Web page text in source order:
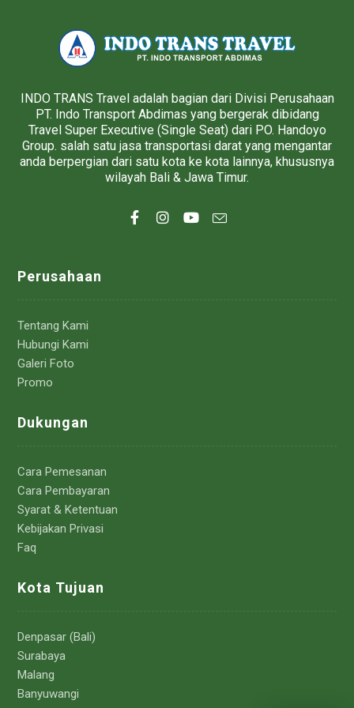
INDO TRANS Travel adalah bagian dari Divisi Perusahaan
PT. Indo Transport Abdimas yang bergerak dibidang
Travel Super Executive (Single Seat) dari PO. Handoyo
Group. salah satu jasa transportasi darat yang mengantar
anda berpergian dari satu kota ke kota lainnya, khususnya
wilayah Bali & Jawa Timur.
Perusahaan
Tentang Kami
Hubungi Kami
Galeri Foto
Promo
Dukungan
Cara Pemesanan
Cara Pembayaran
Syarat & Ketentuan
Kebijakan Privasi
Faq
Kota Tujuan
Denpasar (Bali)
Surabaya
Malang
Banyuwangi